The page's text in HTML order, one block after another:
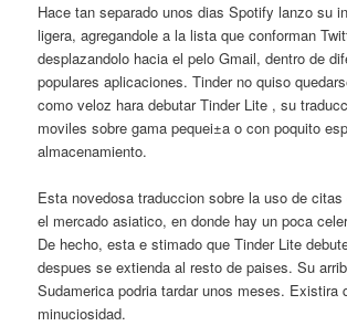
Hace tan separado unos dias Spotify lanzo su
ligera, agregandole a la lista que conforman
desplazandolo hacia el pelo Gmail, dentro de
populares aplicaciones. Tinder no quiso
como veloz hara debutar Tinder Lite , su
moviles sobre gama pequei±a o con poquito
almacenamiento.
Esta novedosa traduccion sobre la uso de
el mercado asiatico, en donde hay un poca
De hecho, esta e stimado que Tinder Lite
despues se extienda al resto de paises. Su
Sudamerica podria tardar unos meses. Existira
minuciosidad.